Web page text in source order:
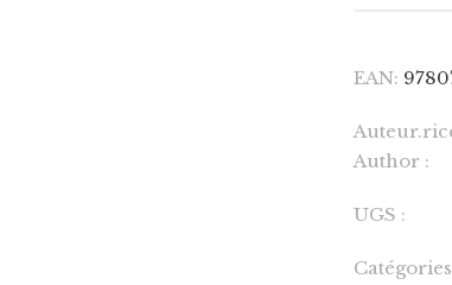
EAN:
Author :
UGS :